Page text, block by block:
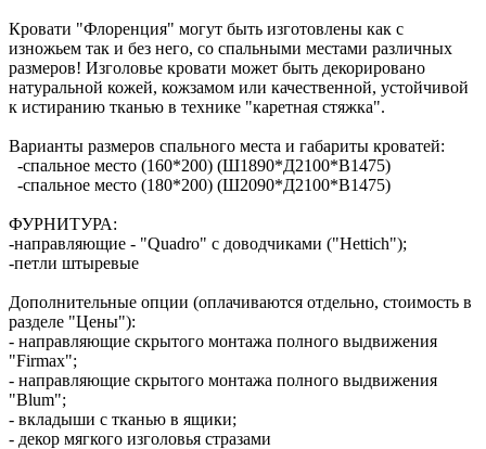
Кровати "Флоренция" могут быть изготовлены как с
изножьем так и без него, со спальными местами различных
размеров! Изголовье кровати может быть декорировано
натуральной кожей, кожзамом или качественной, устойчивой
к истиранию тканью в технике "каретная стяжка".
Варианты размеров спального места и габариты кроватей:
-спальное место (160*200) (Ш1890*Д2100*В1475)
-спальное место (180*200) (Ш2090*Д2100*В1475)
ФУРНИТУРА:
-направляющие - "Quadro" с доводчиками ("Hettich");
-петли штыревые
Дополнительные опции (оплачиваются отдельно, стоимость в
разделе "Цены"):
- направляющие скрытого монтажа полного выдвижения
"Firmax";
- направляющие скрытого монтажа полного выдвижения
"Blum";
- вкладыши с тканью в ящики;
- декор мягкого изголовья стразами